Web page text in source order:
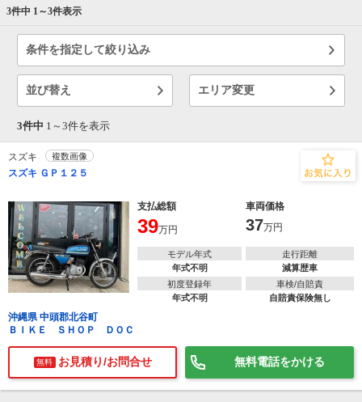
3件中 1～3件表示
条件を指定して絞り込み
並び替え エリア変更
3件中 1～ 3件を表示
スズキ 複数画像
スズキ ＧＰ１２５
支払総額 車両価格
39万円 37万円
モデル年式
年式不明
走行距離
減算歴車
初度登録年
年式不明
車検/自賠責
自賠責保険無し
沖縄県 中頭郡北谷町
ＢＩＫＥ ＳＨＯＰ ＤＯＣ
無料 お見積り/お問合せ 無料電話をかける